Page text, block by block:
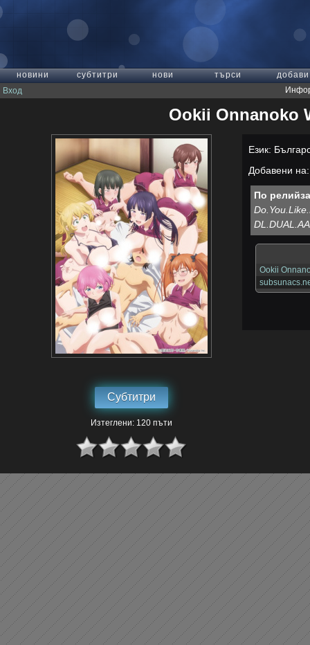
новини субтитри нови търси
добави
Вход
Ookii Onnanoko
Субтитри
Изтеглени: 120 пъти
Език:
Добавени
По
Ookii